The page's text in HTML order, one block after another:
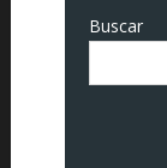
Buscar